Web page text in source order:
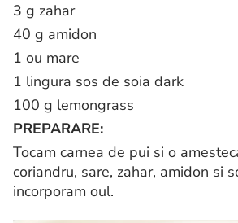
3 g zahar
40 g amidon
1 ou mare
1 lingura sos de soia dark
100 g lemongrass
PREPARARE:
Tocam carnea de pui si o
coriandru, sare, zahar, amidon si
incorporam oul.